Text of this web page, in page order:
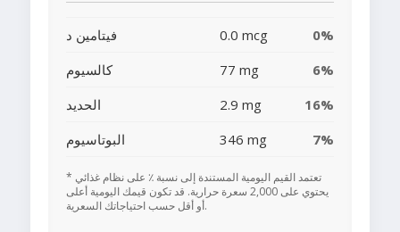
فيتامين د 0.0 mcg
0%
كالسيوم
77 mg
6%
الحديد
2.9 mg
16%
البوتاسيوم
346 mg 7%
* تعتمد القيم اليومية المستندة إلى نسبة ٪ على نظام غذائي
يحتوي على 2,000 سعرة حرارية. قد تكون قيمك اليومية أعلى
أو أقل حسب احتياجاتك السعرية.